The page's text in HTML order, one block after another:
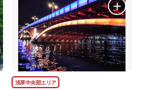
浅草中央部エリア